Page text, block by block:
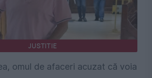
JUSTITIE
omul de afaceri acuzat că voia